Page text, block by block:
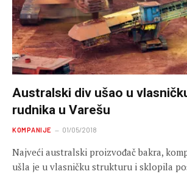
Australski div ušao u
rudnika u Varešu
KOMPANIJE 01/05/2018
Najveći australski proizvođač bakra,
ušla je u vlasničku strukturu i sklopila